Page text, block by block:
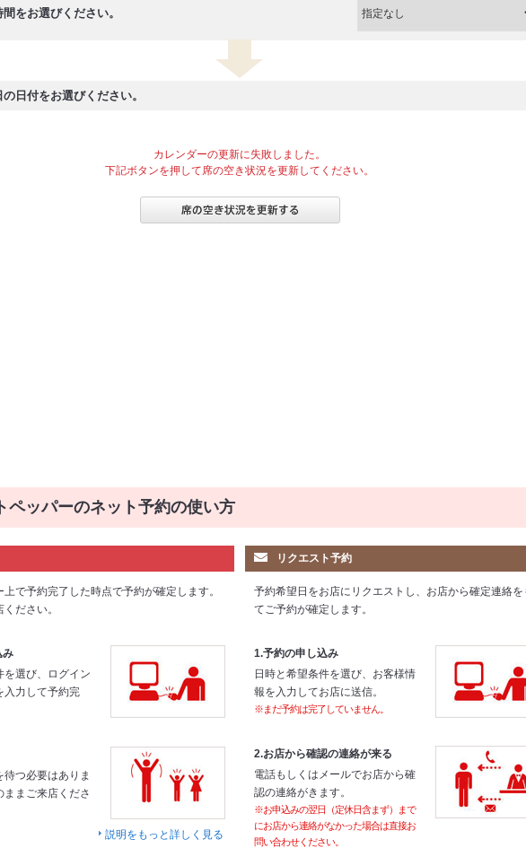
をお選びください。
日付をお選びください。
カレンダーの更新に失敗しました。
下記ボタンを押して席の空き状況を更新してください。
ペッパーのネット予約の使い方
で予約完了した時点で予約が確定します。
ださい。
み
を選び、ログイン
入力して予約完
待つ必要はありま
ままご来店くださ
説明をもっと詳しく見る
リクエスト予約
予約希望日をお店にリクエストし、お店から確定連絡を
てご予約が確定します。
1.予約の申し込み
日時と希望条件を選び、お客様情
報を入力してお店に送信。
※まだ予約は完了していません。
2.お店から確認の連絡が来る
電話もしくはメールでお店から確
認の連絡がきます。
※お申込みの翌日（定休日含まず）まで
にお店から連絡がなかった場合は直接お
問い合わせください。